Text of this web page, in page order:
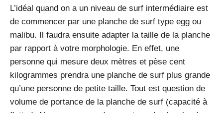
L’idéal quand on a un niveau de surf intermédiaire est
de commencer par une planche de surf type egg ou
malibu. Il faudra ensuite adapter la taille de la planche
par rapport à votre morphologie. En effet, une
personne qui mesure deux mètres et pèse cent
kilogrammes prendra une planche de surf plus grande
qu’une personne de petite taille. Tout est question de
volume de portance de la planche de surf (capacité à